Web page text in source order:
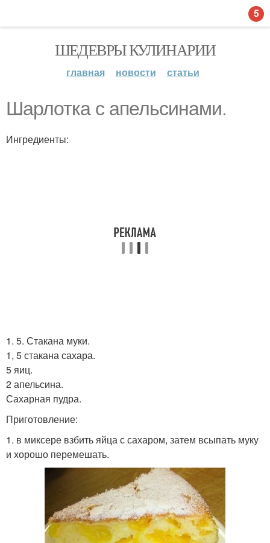
ШЕДЕВРЫ КУЛИНАРИИ
главная новости статьи
Шарлотка с апельсинами.
Ингредиенты:
1. 5. Стакана муки.
1, 5 стакана сахара.
5 яиц.
2 апельсина.
Сахарная пудра.
Приготовление:
1. в миксере взбить яйца с сахаром, затем всыпать муку
и хорошо перемешать.
5